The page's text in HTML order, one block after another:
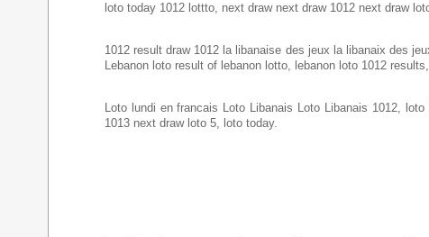
loto today 1012 lottto, next draw next draw 1012 next draw
1012 result draw 1012 la libanaise des jeux la libanaix des
Lebanon loto result of lebanon lotto, lebanon loto 1012
Loto lundi en francais Loto Libanais Loto Libanais 1012,
1013 next draw loto 5, loto today.